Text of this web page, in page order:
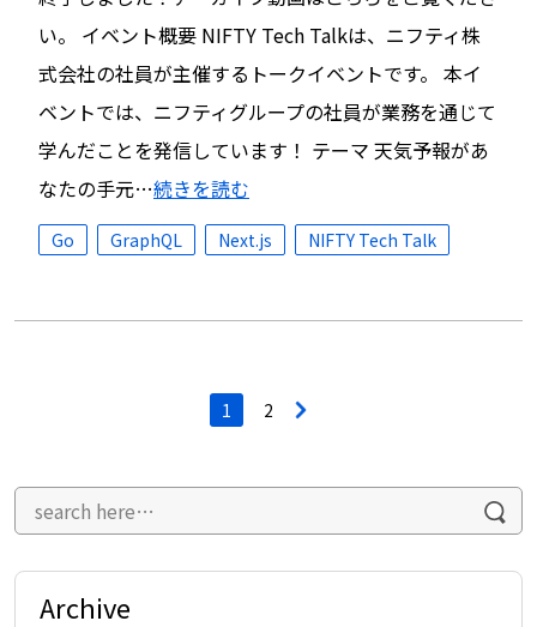
い。 イベント概要 NIFTY Tech Talkは、ニフティ株
式会社の社員が主催するトークイベントです。 本イ
ベントでは、ニフティグループの社員が業務を通じて
学んだことを発信しています！ テーマ 天気予報があ
なたの手元…続きを読む
Go GraphQL Next.js NIFTY Tech Talk
ー
ョ
1 2
Archive